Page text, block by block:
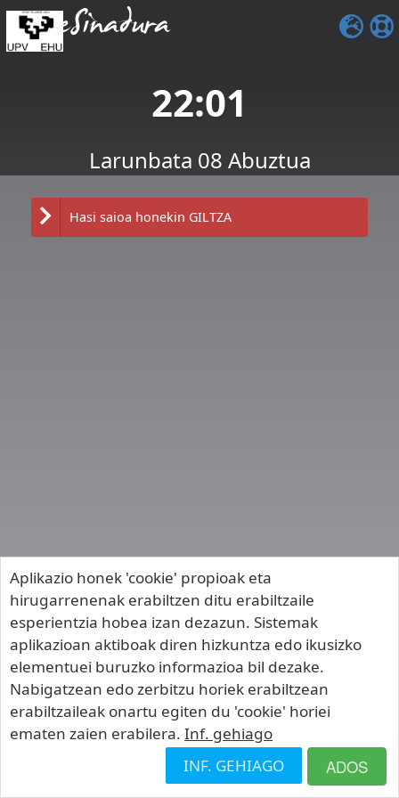
eSinadura
22:01
Larunbata 08 Abuztua
eSinadura v.3.8.5.0 (08/05/2026)
Hasi saioa honekin GILTZA
Aplikazio honek 'cookie' propioak eta
hirugarrenenak erabiltzen ditu erabiltzaile
esperientzia hobea izan dezazun. Sistemak
aplikazioan aktiboak diren hizkuntza edo ikusizko
elementuei buruzko informazioa bil dezake.
Nabigatzean edo zerbitzu horiek erabiltzean
erabiltzaileak onartu egiten du 'cookie' horiei
ematen zaien erabilera. Inf. gehiago
ADOS
INF. GEHIAGO